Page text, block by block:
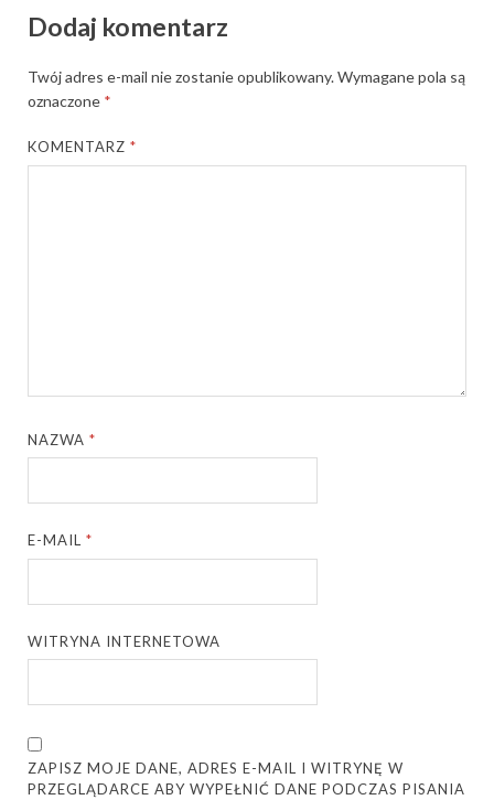
Dodaj komentarz
Twój adres e-mail nie zostanie opublikowany.Wymagane pola są
oznaczone *
KOMENTARZ*
NAZWA*
E-MAIL*
WITRYNA INTERNETOWA
ZAPISZ MOJE DANE, ADRES E-MAIL I WITRYNĘ W
PRZEGLĄDARCE ABY WYPEŁNIĆ DANE PODCZAS PISANIA